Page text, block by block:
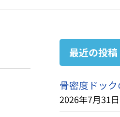
最近の投稿
骨密度ドック
2026年7月31日